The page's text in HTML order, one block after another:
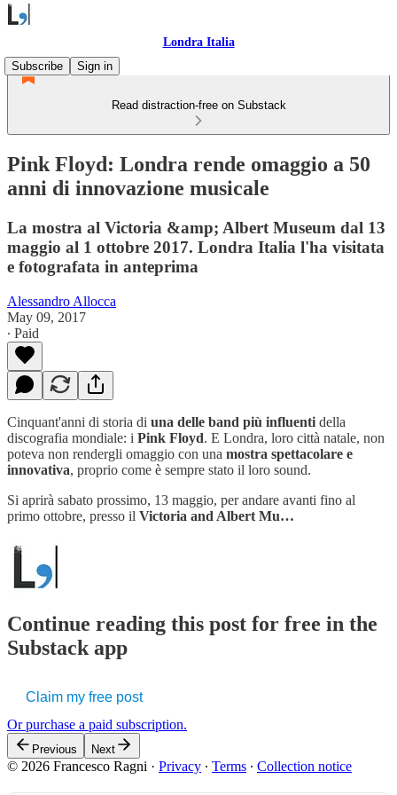
Londra Italia
Subscribe
Sign in
Read distraction-free on Substack
Pink Floyd: Londra rende omaggio a 50
anni di innovazione musicale
La mostra al Victoria &amp; Albert Museum dal 13
maggio al 1 ottobre 2017. Londra Italia l'ha visitata
e fotografata in anteprima
Alessandro Allocca
May 09, 2017
∙ Paid
Cinquant'anni di storia di una delle band più influenti della
discografia mondiale: i Pink Floyd. E Londra, loro città natale, non
poteva non rendergli omaggio con una mostra spettacolare e
innovativa, proprio come è sempre stato il loro sound.
Si aprirà sabato prossimo, 13 maggio, per andare avanti fino al
primo ottobre, presso il Victoria and Albert Mu…
Continue reading this post for free in the
Substack app
Claim my free post
Or purchase a paid subscription.
Previous Next
© 2026 Francesco Ragni · Privacy ∙ Terms ∙ Collection notice